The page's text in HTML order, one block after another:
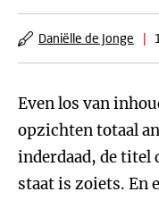
Daniëlle de Jonge |
Even los van
opzichten totaal
inderdaad, de titel
staat is zoiets. En